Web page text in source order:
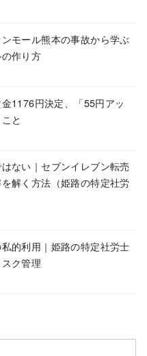
モール熊本の事故から学ぶ
作り方
1176円決定、「55円アッ
と
ない｜セブンイレブン転売
解く方法（姫路の特定社労
的利用｜姫路の特定社労士
ク管理